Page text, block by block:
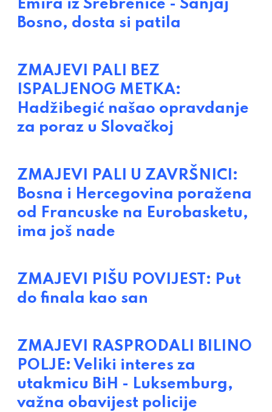
Emira iz Srebrenice - Sanjaj
Bosno, dosta si patila
ZMAJEVI PALI BEZ
ISPALJENOG METKA:
Hadžibegić našao opravdanje
za poraz u Slovačkoj
ZMAJEVI PALI U ZAVRŠNICI:
Bosna i Hercegovina poražena
od Francuske na Eurobasketu,
ima još nade
ZMAJEVI PIŠU POVIJEST: Put
do finala kao san
ZMAJEVI RASPRODALI BILINO
POLJE: Veliki interes za
utakmicu BiH - Luksemburg,
važna obavijest policije